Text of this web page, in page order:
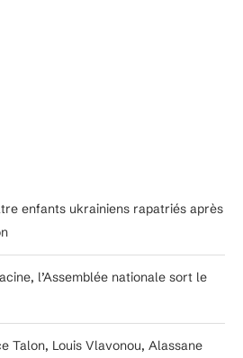
enfants ukrainiens rapatriés après
l’Assemblée nationale sort le
Talon, Louis Vlavonou, Alassane